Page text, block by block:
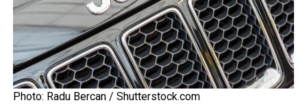
Photo: Radu Bercan / Shutterstock.com